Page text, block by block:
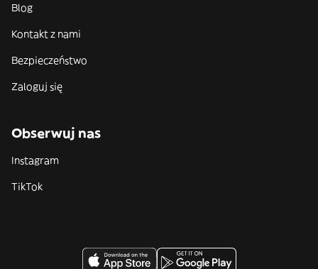
Blog
Kontakt z nami
Bezpieczeństwo
Zaloguj się
Obserwuj nas
Instagram
TikTok